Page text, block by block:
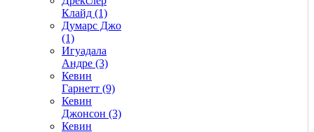
Клайд (1)
Думарс Джо
(1)
Игуадала
Андре (3)
Кевин
Гарнетт (9)
Кевин
Джонсон (3)
Кевин